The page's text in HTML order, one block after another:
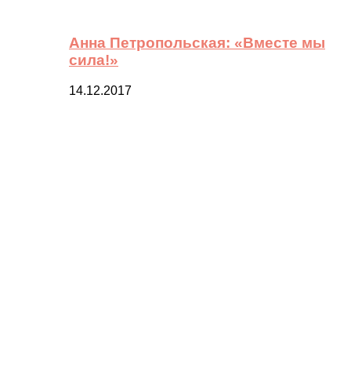
Анна Петропольская: «Вместе мы
сила!»
14.12.2017